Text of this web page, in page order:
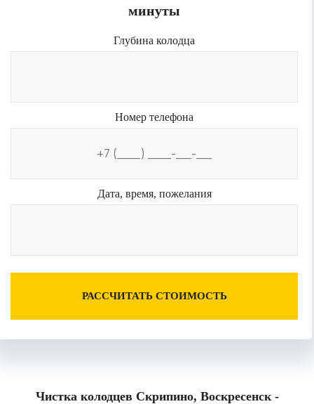
минуты
Глубина колодца
Номер телефона
Дата, время, пожелания
РАССЧИТАТЬ СТОИМОСТЬ
Чистка колодцев Скрипино, Воскресенск -